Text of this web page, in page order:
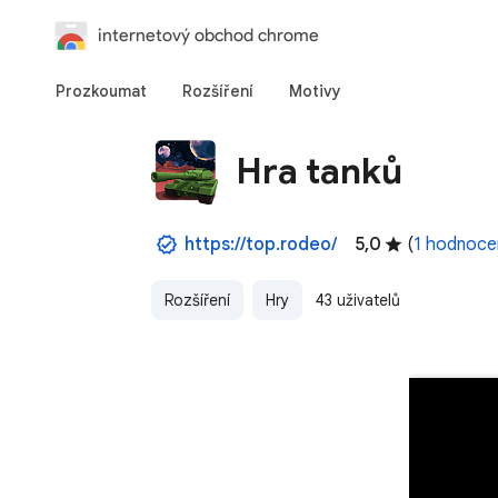
internetový obchod chrome
Prozkoumat Rozšíření Motivy
Hra tanků
https://top.rodeo/ 5,0 (1
Rozšíření Hry 43 uživatelů